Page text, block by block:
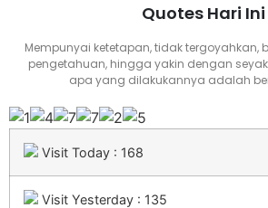
Quotes Hari Ini
Mempunyai ketetapan, tidak tergoyahkan,
pengetahuan, hingga yakin dengan
apa yang dilakukannya adalah
Visit Today : 168
Visit Yesterday : 135